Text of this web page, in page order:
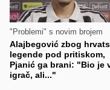
"Problemi" s novim brojem
Alajbegović zbog
legende pod pritiskom,
Pjanić ga brani: "Bio je
igrač, ali..."